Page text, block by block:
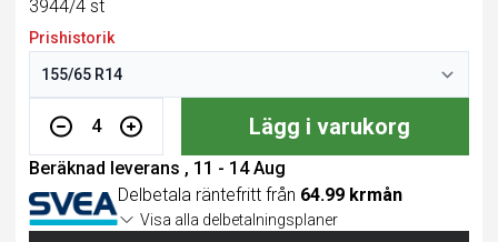
3944/4 st
Prishistorik
4 Lägg i varukorg
Beräknad leverans , 11 - 14 Aug
Delbetala räntefritt från 64.99 krmån
Visa alla delbetalningsplaner